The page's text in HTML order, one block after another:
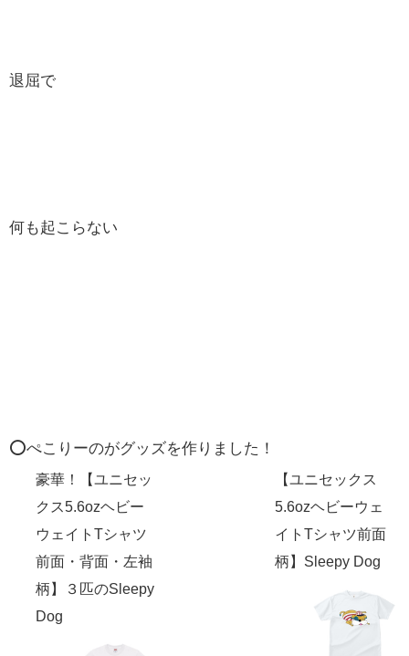
退屈で
何も起こらない
⭕️ぺこりーのがグッズを作りました！
豪華！【ユニセッ
クス5.6ozヘビー
ウェイトTシャツ
前面・背面・左袖
柄】３匹のSleepy
Dog
【ユニセックス
5.6ozヘビーウェ
イトTシャツ前面
柄】Sleepy Dog